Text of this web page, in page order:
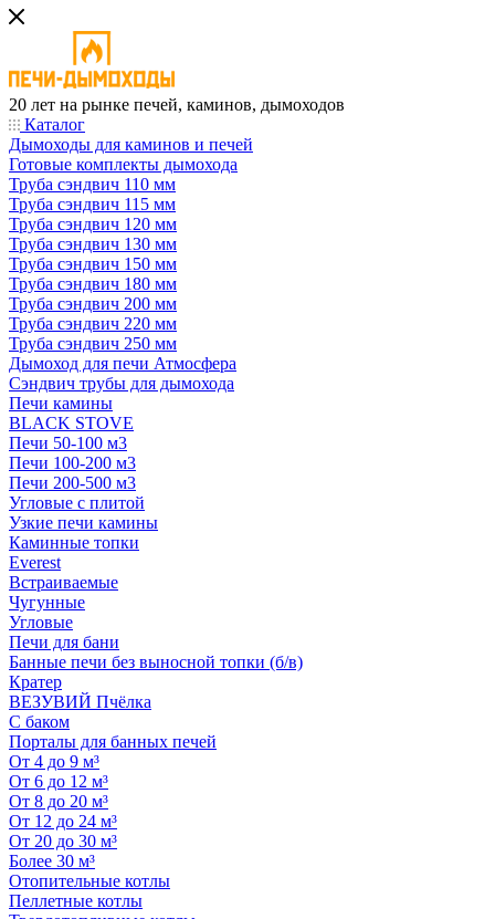
20 лет на рынке печей, каминов, дымоходов
Каталог
Дымоходы для каминов и печей
Готовые комплекты дымохода
Труба сэндвич 110 мм
Труба сэндвич 115 мм
Труба сэндвич 120 мм
Труба сэндвич 130 мм
Труба сэндвич 150 мм
Труба сэндвич 180 мм
Труба сэндвич 200 мм
Труба сэндвич 220 мм
Труба сэндвич 250 мм
Дымоход для печи Атмосфера
Сэндвич трубы для дымохода
Печи камины
BLACK STOVE
Печи 50-100 м3
Печи 100-200 м3
Печи 200-500 м3
Угловые с плитой
Узкие печи камины
Каминные топки
Everest
Встраиваемые
Чугунные
Угловые
Печи для бани
Банные печи без выносной топки (б/в)
Кратер
ВЕЗУВИЙ Пчёлка
С баком
Порталы для банных печей
От 4 до 9 м³
От 6 до 12 м³
От 8 до 20 м³
От 12 до 24 м³
От 20 до 30 м³
Более 30 м³
Отопительные котлы
Пеллетные котлы